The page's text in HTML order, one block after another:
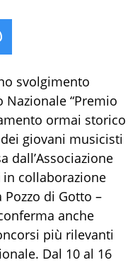
svolgimento
Nazionale “Premio
ormai storico
giovani musicisti
dall’Associazione
collaborazione
di Gotto –
anche
più rilevanti
Dal 10 al 16